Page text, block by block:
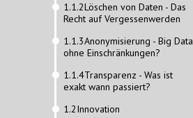
1.1.2Löschen von Daten - Das
Recht auf Vergessenwerden
1.1.3Anonymisierung - Big Data
ohne Einschränkungen?
1.1.4Transparenz - Was ist
exakt wann passiert?
1.2Innovation